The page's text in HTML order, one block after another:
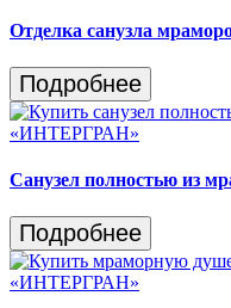
Отделка санузла
Подробнее
Санузел полностью из
Подробнее